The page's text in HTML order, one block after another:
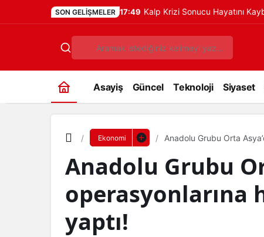
SON GELIŞMELER 17:49 Kalp Krizi Sonucu Hayatını
Asayiş Güncel Teknoloji Siyaset
Ekonomi Anadolu Grubu Orta
Anadolu Grubu
operasyonlarına
yaptı!